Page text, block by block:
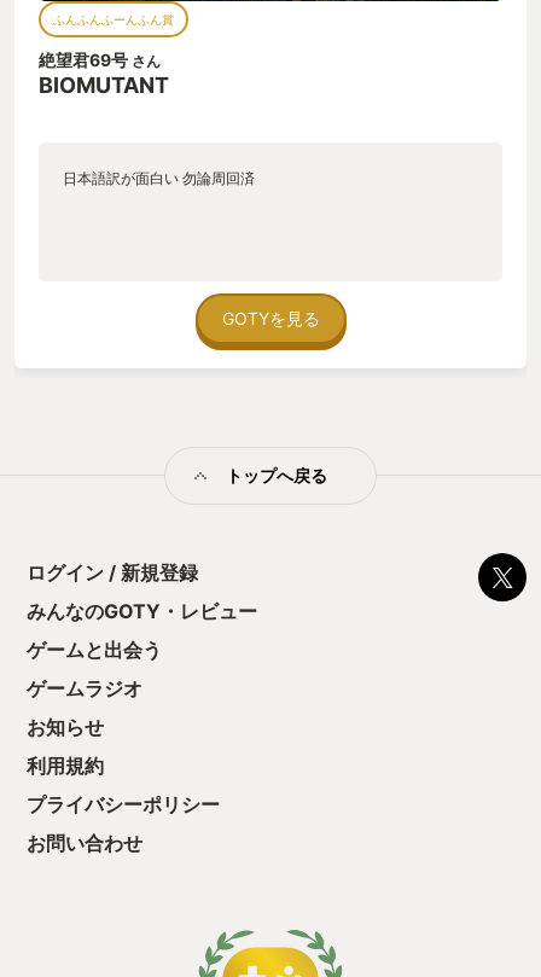
ふんふんふーんふん賞
絶望君69号 さん
BIOMUTANT
日本語訳が面白い 勿論周回済
GOTYを見る
トップへ戻る
ログイン / 新規登録
みんなのGOTY・レビュー
ゲームと出会う
ゲームラジオ
お知らせ
利用規約
プライバシーポリシー
お問い合わせ